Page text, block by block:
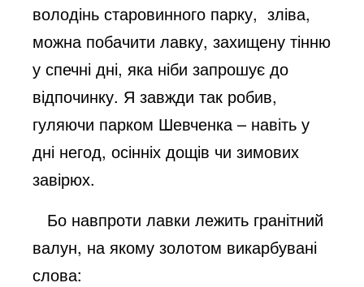
володінь старовинного парку, зліва,
можна побачити лавку, захищену тінню
у спечні дні, яка ніби запрошує до
відпочинку. Я завжди так робив,
гуляючи парком Шевченка – навіть у
дні негод, осінніх дощів чи зимових
завірюх.
Бо навпроти лавки лежить гранітний
валун, на якому золотом викарбувані
слова: